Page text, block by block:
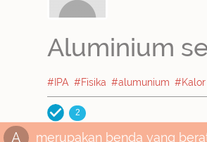
Aluminium
#IPA #Fisika #alumunium #Kalor
2
A merupakan benda yang